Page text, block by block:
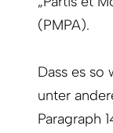
(PMPA).
Dass es so
unter
Paragraph